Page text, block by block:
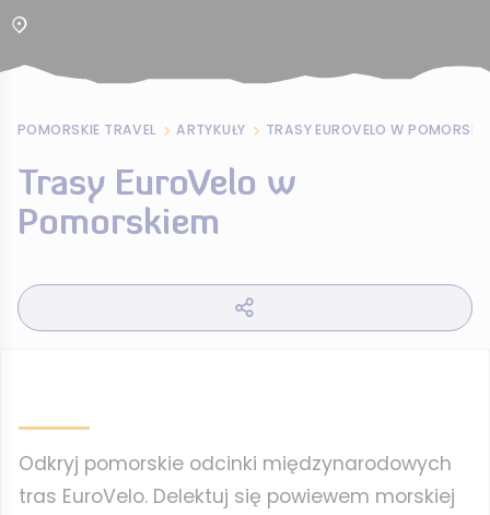
POMORSKIE TRAVEL ARTYKUŁY TRASY EUROVELO W
Trasy EuroVelo w
Pomorskiem
Odkryj pomorskie odcinki międzynarodowych
tras EuroVelo. Delektuj się powiewem morskiej